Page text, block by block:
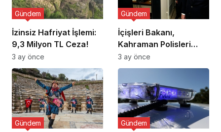
İzinsiz Hafriyat İşlemi:
9,3 Milyon TL Ceza!
Gündem
3 ay önce
İçişleri Bakanı,
Kahraman Polisleri
Ziyaret Etti
Gündem
3 ay önce
Gündem Gündem